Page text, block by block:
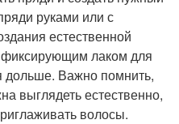
руками или с
естественной
фиксирующим лаком для
дольше. Важно помнить,
выглядеть естественно,
волосы.